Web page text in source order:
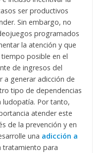
ser productivos
Sin embargo, no
programados
la atención y que
posible en el
de ingresos del
a generar adicción de
tipo de dependencias
ludopatía. Por tanto,
atender este
de la prevención y en
una adicción a
tratamiento para